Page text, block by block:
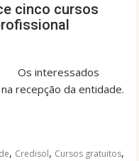
cinco cursos
Os interessados
recepção da entidade.
, Credisol, Cursos gratuitos,